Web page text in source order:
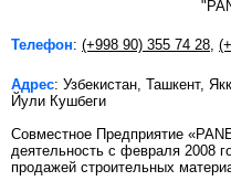
Телефон: (+998 90) 355 74 28
Адрес: Узбекистан, Ташкент,
Йули Кушбеги
Совместное Предприятие
деятельность с февраля 2008
продажей строительных